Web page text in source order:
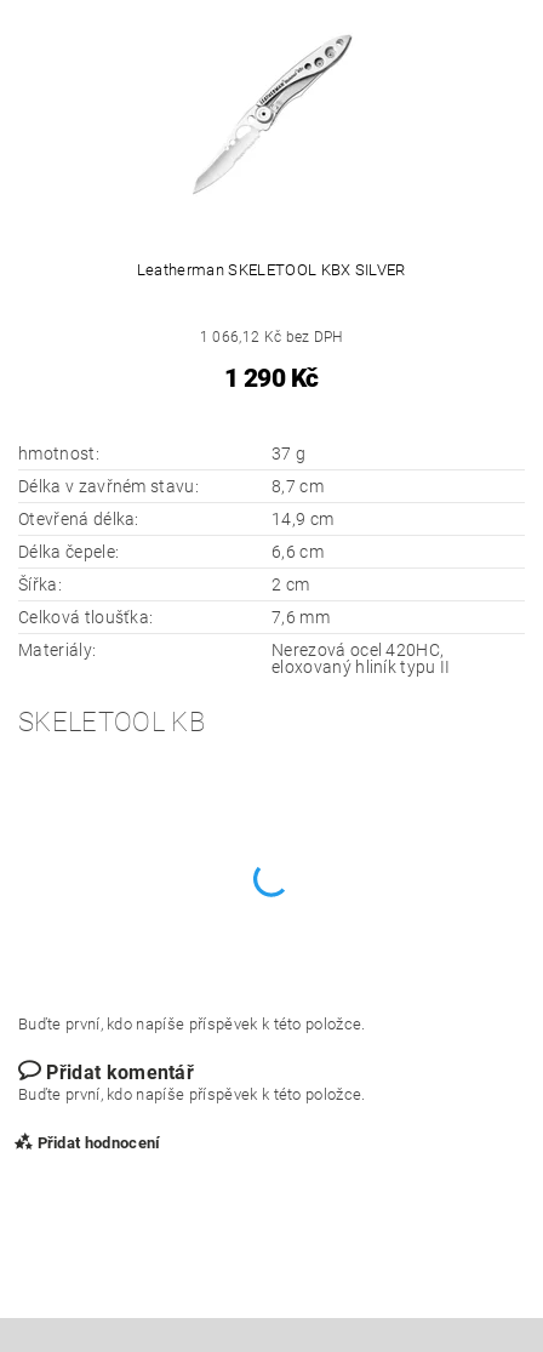
Leatherman SKELETOOL KBX SILVER
1 066,12 Kč bez DPH
1 290 Kč
hmotnost:
37 g
Délka v zavřném stavu:
8,7 cm
Otevřená délka:
14,9 cm
Délka čepele:
6,6 cm
Šířka:
2 cm
Celková tloušťka:
7,6 mm
Materiály:
Nerezová ocel 420HC,
eloxovaný hliník typu II
SKELETOOL KB
Buďte první, kdo napíše příspěvek k této položce.
Přidat komentář
Buďte první, kdo napíše příspěvek k této položce.
Přidat hodnocení